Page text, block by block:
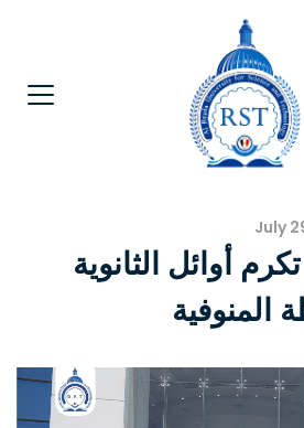
July
أوائل الثانوية
المنوفية